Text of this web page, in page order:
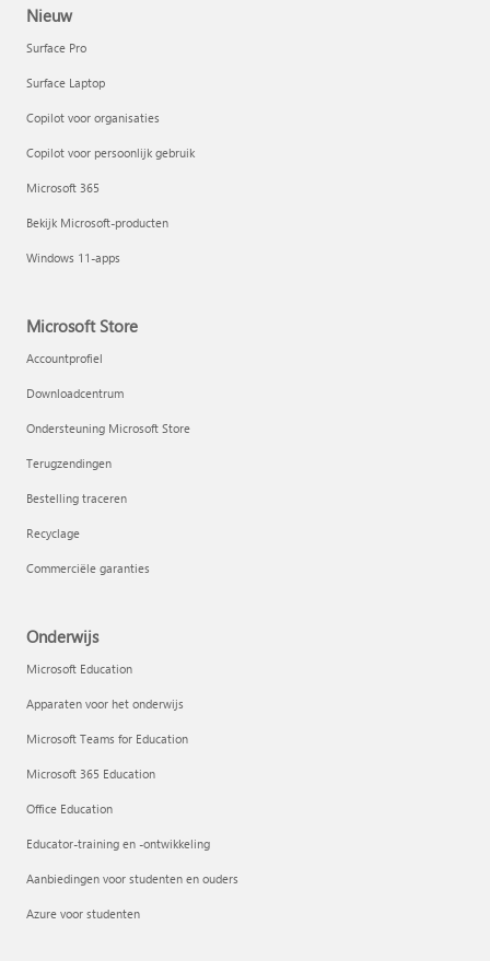
Nieuw
Surface Pro
Surface Laptop
Copilot voor organisaties
Copilot voor persoonlijk gebruik
Microsoft 365
Bekijk Microsoft-producten
Windows 11-apps
Microsoft Store
Accountprofiel
Downloadcentrum
Ondersteuning Microsoft Store
Terugzendingen
Bestelling traceren
Recyclage
Commerciële garanties
Onderwijs
Microsoft Education
Apparaten voor het onderwijs
Microsoft Teams for Education
Microsoft 365 Education
Office Education
Educator-training en -ontwikkeling
Aanbiedingen voor studenten en ouders
Azure voor studenten